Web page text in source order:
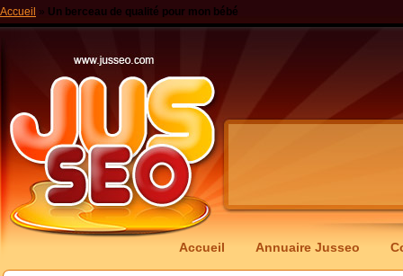
Accueil » Un berceau de qualité pour mon bébé
Accueil Annuaire Jusseo